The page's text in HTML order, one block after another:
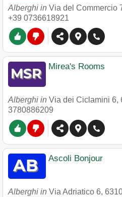
Alberghi in Via del Commercio
+39 0736618921
Mirea's Rooms
Alberghi in Via dei Ciclamini 6,
3780886209
Ascoli Bonjour
Alberghi in Via Adriatico 6,